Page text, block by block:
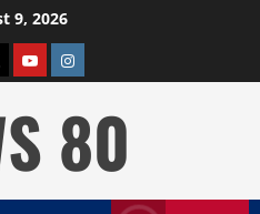
9, 2026
YOUTUBE
instagram
80